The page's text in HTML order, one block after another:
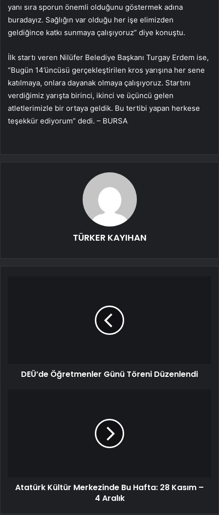
yanı sıra sporun önemli olduğunu göstermek adına
buradayız. Sağlığın var olduğu her işe elimizden
geldiğince katkı sunmaya çalışıyoruz” diye konuştu.
İlk startı veren Nilüfer Belediye Başkanı Turgay Erdem ise,
“Bugün 14’üncüsü gerçekleştirilen kros yarışına her sene
katılmaya, onlara dayanak olmaya çalışıyoruz. Startını
verdiğimiz yarışta birinci, ikinci ve üçüncü gelen
atletlerimizle bir ortaya geldik. Bu tertibi yapan herkese
teşekkür ediyorum” dedi. – BURSA
TÜRKER KAYIHAN
DEÜ’de Öğretmenler Günü Töreni Düzenlendi
Atatürk Kültür Merkezinde Bu Hafta: 28 Kasım –
4 Aralık